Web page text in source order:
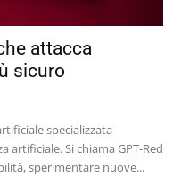
attacca
sicuro
specializzata
artificiale. Si chiama GPT-Red
sperimentare nuove...